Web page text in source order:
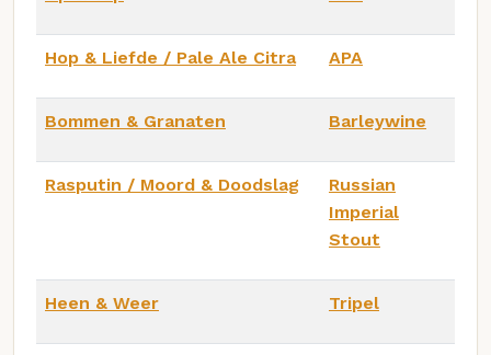
Hop & Liefde / Pale Ale Citra APA
Bommen & Granaten Barleywine
Rasputin / Moord & Doodslag
Russian
Imperial
Stout
Heen & Weer Tripel